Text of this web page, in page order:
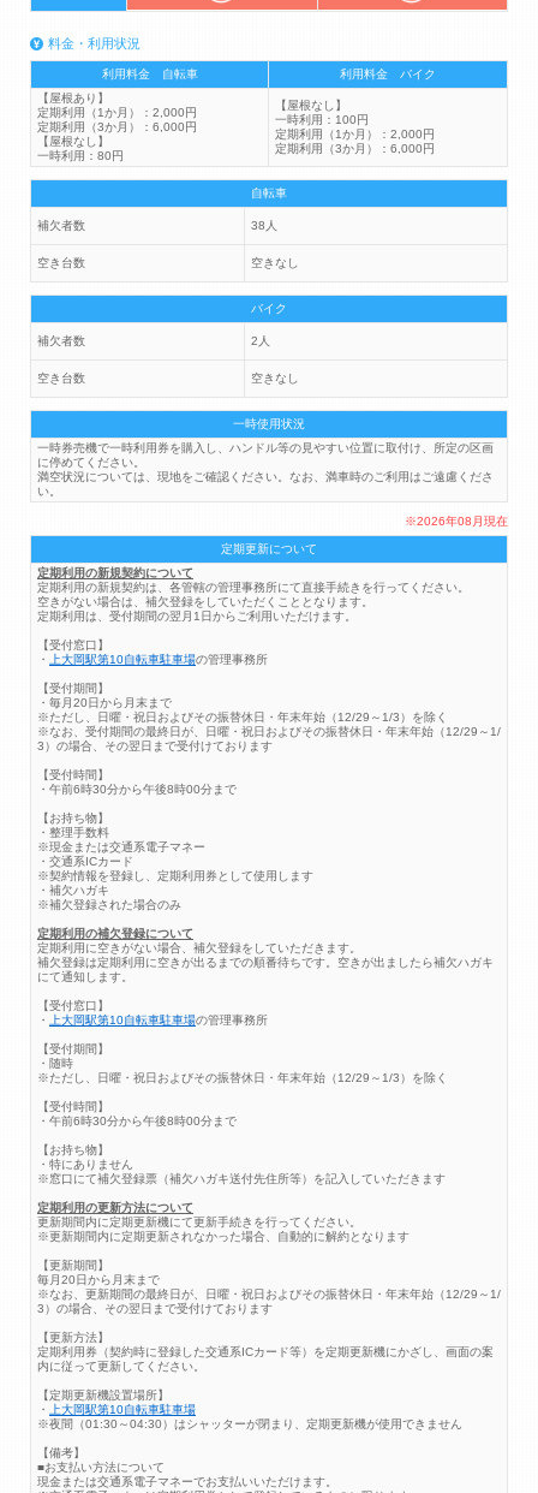
料金・利用状況
利用料金 自転車
利用料金 バイク
【屋根あり】
定期利用（1か月）：2,000円
定期利用（3か月）：6,000円
【屋根なし】
一時利用：80円
【屋根なし】
一時利用：100円
定期利用（1か月）：2,000円
定期利用（3か月）：6,000円
自転車
補欠者数 38人
空き台数 空きなし
バイク
補欠者数 2人
空き台数 空きなし
一時使用状況
一時券売機で一時利用券を購入し、ハンドル等の見やすい位置に取付け、所定の区画
に停めてください。
満空状況については、現地をご確認ください。なお、満車時のご利用はご遠慮くださ
い。
※2026年08月現在
定期更新について
定期利用の新規契約について
定期利用の新規契約は、各管轄の管理事務所にて直接手続きを行ってください。
空きがない場合は、補欠登録をしていただくこととなります。
定期利用は、受付期間の翌月1日からご利用いただけます。
【受付窓口】
・
上大岡駅第10自転車駐車場の管理事務所
【受付期間】
・毎月20日から月末まで
※ただし、日曜・祝日およびその振替休日・年末年始（12/29～1/3）を除く
※なお、受付期間の最終日が、日曜・祝日およびその振替休日・年末年始（12/29～1/
3）の場合、その翌日まで受付けております
【受付時間】
・午前6時30分から午後8時00分まで
【お持ち物】
・整理手数料
※現金または交通系電子マネー
・交通系ICカード
※契約情報を登録し、定期利用券として使用します
・補欠ハガキ
※補欠登録された場合のみ
定期利用の補欠登録について
定期利用に空きがない場合、補欠登録をしていただきます。
補欠登録は定期利用に空きが出るまでの順番待ちです。空きが出ましたら補欠ハガキ
にて通知します。
【受付窓口】
・
上大岡駅第10自転車駐車場の管理事務所
【受付期間】
・随時
※ただし、日曜・祝日およびその振替休日・年末年始（12/29～1/3）を除く
【受付時間】
・午前6時30分から午後8時00分まで
【お持ち物】
・特にありません
※窓口にて補欠登録票（補欠ハガキ送付先住所等）を記入していただきます
定期利用の更新方法について
更新期間内に定期更新機にて更新手続きを行ってください。
※更新期間内に定期更新されなかった場合、自動的に解約となります
【更新期間】
毎月20日から月末まで
※なお、更新期間の最終日が、日曜・祝日およびその振替休日・年末年始（12/29～1/
3）の場合、その翌日まで受付けております
【更新方法】
定期利用券（契約時に登録した交通系ICカード等）を定期更新機にかざし、画面の案
内に従って更新してください。
【定期更新機設置場所】
・
上大岡駅第10自転車駐車場
※夜間（01:30～04:30）はシャッターが閉まり、定期更新機が使用できません
【備考】
■お支払い方法について
現金または交通系電子マネーでお支払いいただけます。